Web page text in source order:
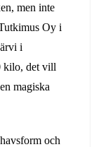
men inte
Oy i
i
kilo, det vill
magiska
och